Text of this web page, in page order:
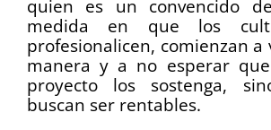
quien es un convencido
medida en que los
profesionalicen, comienzan a
manera y a no esperar
proyecto los sostenga,
buscan ser rentables.